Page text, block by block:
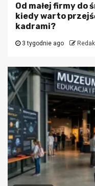
Od małej firmy
kiedy warto
kadrami?
3 tygodnie ago